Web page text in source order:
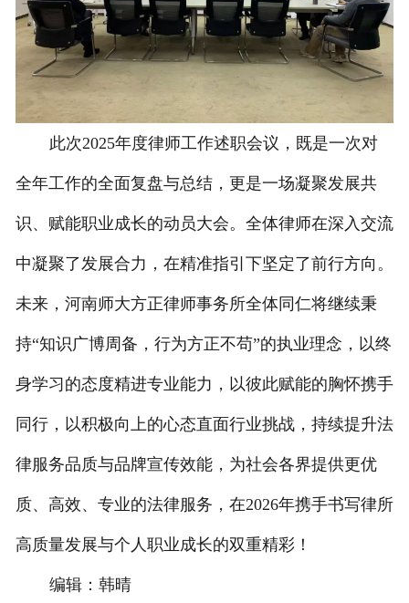
此次2025年度律师工作述职会议，既是一次对
全年工作的全面复盘与总结，更是一场凝聚发展共
识、赋能职业成长的动员大会。全体律师在深入交流
中凝聚了发展合力，在精准指引下坚定了前行方向。
未来，河南师大方正律师事务所全体同仁将继续秉
持“知识广博周备，行为方正不苟”的执业理念，以终
身学习的态度精进专业能力，以彼此赋能的胸怀携手
同行，以积极向上的心态直面行业挑战，持续提升法
律服务品质与品牌宣传效能，为社会各界提供更优
质、高效、专业的法律服务，在2026年携手书写律所
高质量发展与个人职业成长的双重精彩！
编辑：韩晴